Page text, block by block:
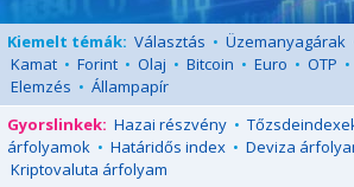
Kiemelt témák: Választás • Üzemanyagárak
Kamat • Forint • Olaj • Bitcoin • Euro • OTP •
Elemzés • Állampapír
Gyorslinkek: Hazai részvény •
árfolyamok • Határidős index • Deviza
Kriptovaluta árfolyam